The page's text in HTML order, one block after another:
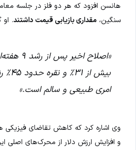
هانسن افزود که هر دو فلز در جلسه
سنگین، مقداری بازیابی قیمت داشتند.
«اصلاح
بیش
امری طبیعی و سالم است.»
وی اشاره کرد که کاهش تقاضای
و افزایش ارزش دلار از محرک‌های اصلی